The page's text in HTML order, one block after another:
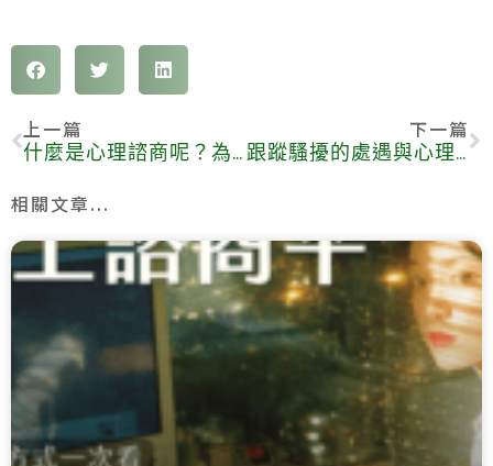
上一篇
什麼是心理諮商呢？為什麼要花錢跟人「聊天」呢？
下一篇
跟蹤騷擾的處遇與心理復原
相關文章...